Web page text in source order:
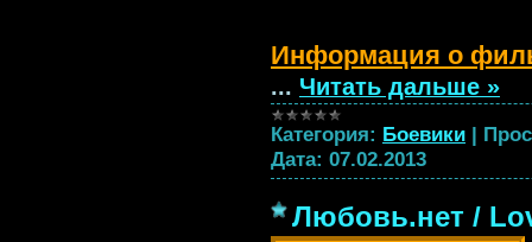
Информация о
... Читать дальше »
Категория: Боевики |
Дата: 07.02.2013
Любовь.нет /